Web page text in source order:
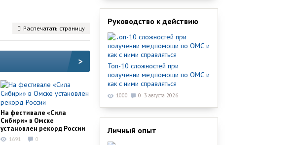
Распечатать страницу
>
На фестивале «Сила
Сибири» в Омске
установлен рекорд России
1691 0
Руководство к действию
Топ-10 сложностей при
получении медпомощи по ОМС и
как с ними справляться
1000 0 3 августа 2026
Личный опыт